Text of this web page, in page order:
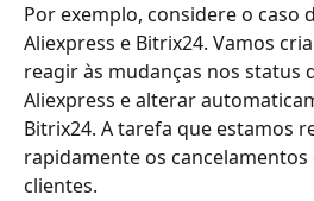
Por exemplo, considere o caso
Aliexpress e Bitrix24. Vamos
reagir às mudanças nos status
Aliexpress e alterar
Bitrix24. A tarefa que estamos
rapidamente os
clientes.